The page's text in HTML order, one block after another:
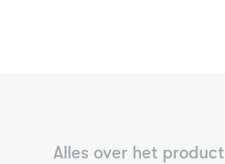
Alles over het product